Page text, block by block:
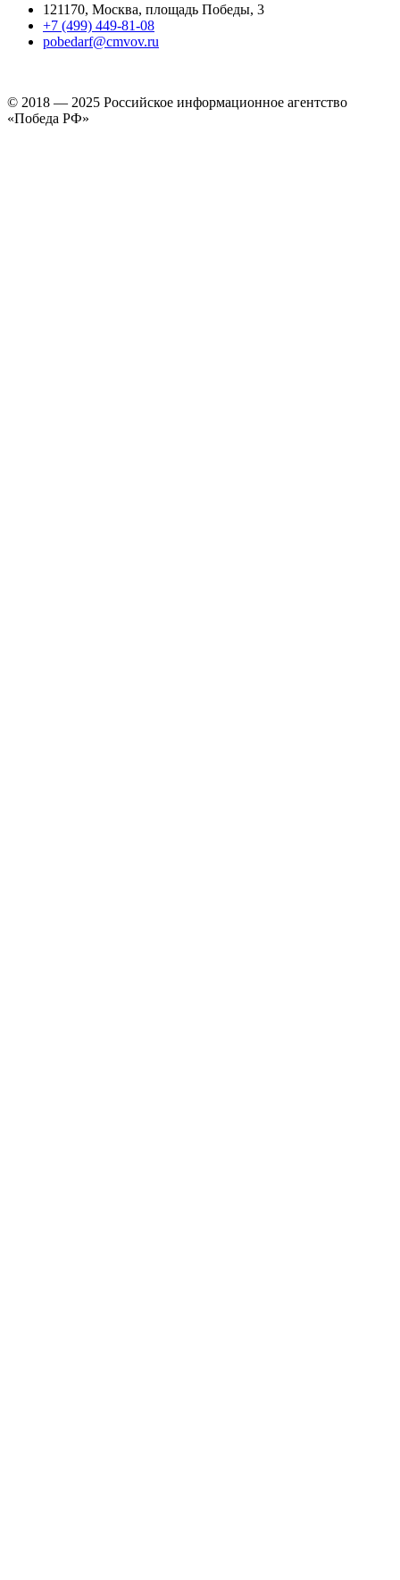
121170, Москва, площадь Победы, 3
+7 (499) 449-81-08
pobedarf@cmvov.ru
© 2018 — 2025 Российское информационное агентство
«Победа РФ»